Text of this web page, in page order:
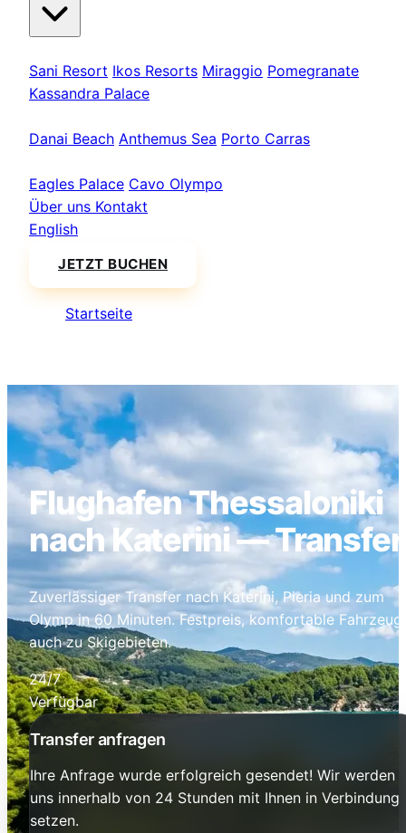
Sani Resort Ikos Resorts Miraggio Pomegranate
Kassandra Palace
Danai Beach Anthemus Sea Porto Carras
Eagles Palace Cavo Olympo
Über uns Kontakt
English
JETZT BUCHEN
Startseite
Flughafen Thessaloniki
nach Katerini — Transfer
Zuverlässiger Transfer nach Katerini, Pieria und zum
Olymp in 60 Minuten. Festpreis, komfortable
auch zu Skigebieten.
24/7
Verfügbar
Transfer anfragen
Ihre Anfrage wurde erfolgreich gesendet! Wir werden
uns innerhalb von 24 Stunden mit Ihnen in Verbindung
setzen.